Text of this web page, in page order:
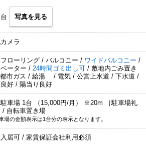
写真を見る
メラ
ローリング / バルコニー / ワイドバルコニー /
ーター / 24時間ゴミ出し可 / 敷地内ごみ置き
市ガス / 給湯 / 電気 / 公営上水道 / 下水道 /
好 / 陽当り良好
車場 1台 （15,000円/月） ※20m ［駐車場礼
/ 自転車置き場
場の金額表示は1台分の表示となります。
居可 / 家賃保証会社利用必須